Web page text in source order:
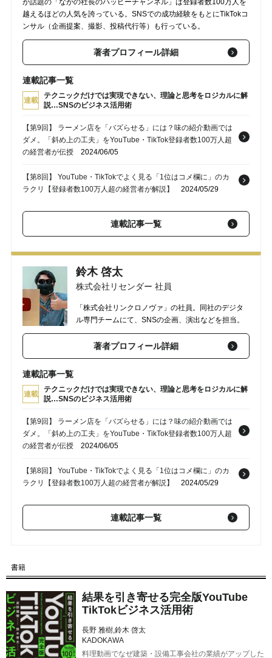
が話題の「ながの社長のハッピーチャンネル」は登録者数100万人を
越えるほどの人気を誇っている。SNSでの成功経験をもとにTikTokコ
ンサル（企画提案、撮影、投稿代行等）も行っている。
著者プロフィール詳細
連載記事一覧
連載
テクニックだけでは実現できない、理論と思考をロジカルに解
説…SNSのビジネス活用術
【第9回】 ラーメン店を「バズらせる」には？味の紹介動画では
ダメ。「斜め上の工夫」をYouTube・TikTok登録者数100万人超
の経営者が伝授 2024/06/05
【第8回】 YouTube・TikTokでよく見る「1位はコメ欄に」のカ
ラクリ【登録者数100万人超の経営者が解説】
2024/05/29
【第7回】 ほとんどの人が気づいていない…「バズり」を連発す
る、優れたクリエイターの共通点【TikTok・YouTubeの登録者数
100万人の経営者が解説】2024/05/26
TikTok・YouTubeの登録者数が100万人となった経営者が「会
社」と組み合わせて登場させたものとは？2024/05/25
【第4回】 YouTube配信開始1年目は登録者数600人→いまや100
万人…まるで雪崩のように、突然バズり始めた「1本の動画」
【企業のSNS運用のヒント】
連載記事一覧
鈴木 啓太
株式会社リセンダー 社員
「株式会社リンクロノヴァ」の社員。同社のデジタ
ル専門チームにて、SNSの企画、演出などを担当。
著者プロフィール詳細
連載記事一覧
連載
テクニックだけでは実現できない、理論と思考をロジカルに解
説…SNSのビジネス活用術
【第9回】 ラーメン店を「バズらせる」には？味の紹介動画では
ダメ。「斜め上の工夫」をYouTube・TikTok登録者数100万人超
の経営者が伝授 2024/06/05
【第8回】 YouTube・TikTokでよく見る「1位はコメ欄に」のカ
ラクリ【登録者数100万人超の経営者が解説】
2024/05/29
【第7回】 ほとんどの人が気づいていない…「バズり」を連発す
る、優れたクリエイターの共通点【TikTok・YouTubeの登録者数
100万人の経営者が解説】2024/05/26
TikTok・YouTubeの登録者数が100万人となった経営者が「会
社」と組み合わせて登場させたものとは？2024/05/25
【第4回】 YouTube配信開始1年目は登録者数600人→いまや100
万人…まるで雪崩のように、突然バズり始めた「1本の動画」
【企業のSNS運用のヒント】2024/05/16
連載記事一覧
書籍
結果を引き寄せる完全版YouTube
TikTokビジネス活用術
長野 雅樹,鈴木 啓太
KADOKAWA
料理動画でなぜ建築・設備工事会社の業績がアップした